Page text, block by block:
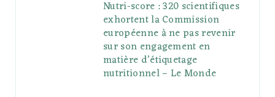
Nutri-score : 320 scientifiques
exhortent la Commission
européenne à ne pas revenir
sur son engagement en
matière d’étiquetage
nutritionnel – Le Monde